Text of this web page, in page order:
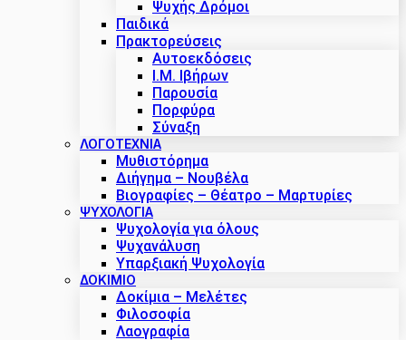
Ψυχής Δρόμοι
Παιδικά
Πρακτoρεύσεις
Αυτοεκδόσεις
Ι.Μ. Ιβήρων
Παρουσία
Πορφύρα
Σύναξη
ΛΟΓΟΤΕΧΝΙΑ
Μυθιστόρημα
Διήγημα – Νουβέλα
Βιογραφίες – Θέατρο – Μαρτυρίες
ΨΥΧΟΛΟΓΙΑ
Ψυχολογία για όλους
Ψυχανάλυση
Υπαρξιακή Ψυχολογία
ΔΟΚΊΜΙΟ
Δοκίμια – Μελέτες
Φιλοσοφία
Λαογραφία